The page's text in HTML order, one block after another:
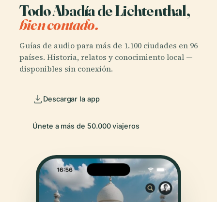
Todo Abadía de Lichtenthal,
bien contado.
Guías de audio para más de 1.100 ciudades en 96
países. Historia, relatos y conocimiento local —
disponibles sin conexión.
Descargar la app
Únete a más de 50.000 viajeros